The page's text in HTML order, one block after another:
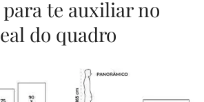
te auxiliar no
do quadro